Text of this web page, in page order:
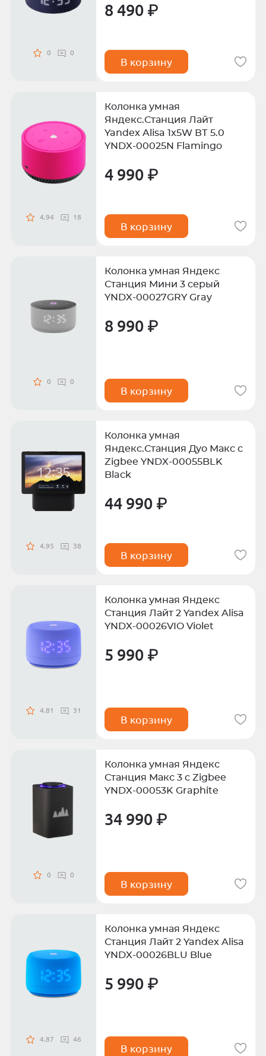
0 0
8 490 ₽
В корзину
4.94 18
Колонка умная
Яндекс.Станция Лайт
Yandex Alisa 1x5W ВТ 5.0
YNDX-00025N Flamingo
4 990 ₽
В корзину
0 0
Колонка умная Яндекс
Станция Мини 3 серый
YNDX-00027GRY Gray
8 990 ₽
В корзину
4.95 38
Колонка умная
Яндекс.Станция Дуо Макс с
Zigbee YNDX-00055BLK
Black
44 990 ₽
В корзину
4.81 31
Колонка умная Яндекс
Станция Лайт 2 Yandex Alisa
YNDX-00026VIO Violet
5 990 ₽
В корзину
0 0
Колонка умная Яндекс
Станция Макс 3 с Zigbee
YNDX-00053K Graphite
34 990 ₽
В корзину
4.87 46
Колонка умная Яндекс
Станция Лайт 2 Yandex Alisa
YNDX-00026BLU Blue
5 990 ₽
В корзину